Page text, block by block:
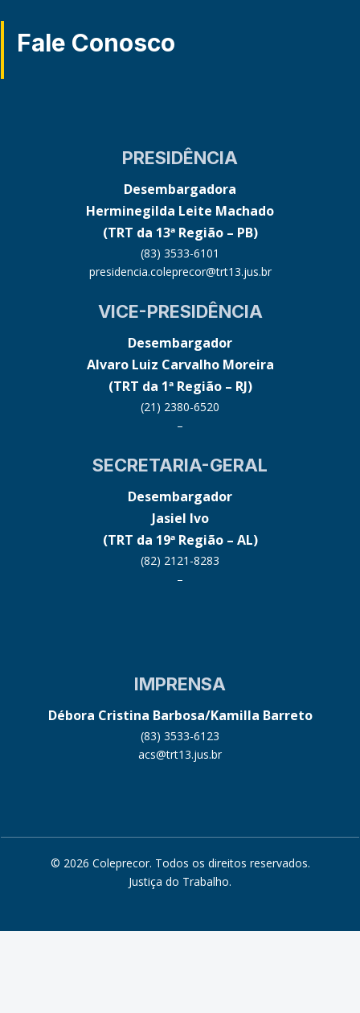
Fale Conosco
PRESIDÊNCIA
Desembargadora
Herminegilda Leite Machado
(TRT da 13ª Região – PB)
(83) 3533-6101
presidencia.coleprecor@trt13.jus.br
VICE-PRESIDÊNCIA
Desembargador
Alvaro Luiz Carvalho Moreira
(TRT da 1ª Região – RJ)
(21) 2380-6520
–
SECRETARIA-GERAL
Desembargador
Jasiel Ivo
(TRT da 19ª Região – AL)
(82) 2121-8283
–
IMPRENSA
Débora Cristina Barbosa/Kamilla Barreto
(83) 3533-6123
acs@trt13.jus.br
© 2026 Coleprecor. Todos os direitos reservados.
Justiça do Trabalho.